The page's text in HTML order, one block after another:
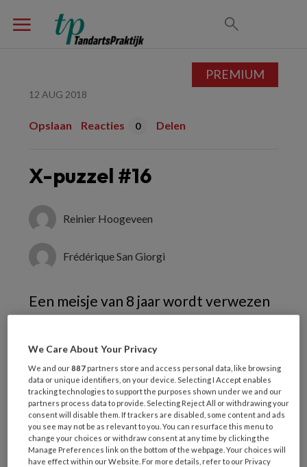
12 AUG 2018
Opslaan Reacties 0 Delen
X-puzzel #16
Reinier Hoogeveen
Frédérique San Giorgi
Een meisje van 8 jaar wordt verwezen
naar de afdeling Radiologie van ACTA.
De verwijzende collega had palatinaal
van de 11 en 21 een tandstructuur
opgemerkt (afbeelding 1). Er is geen
sprake van een medisch belastende
anamnese.
PREMIUM
We Care About Your Privacy
We and our887 partners store and access personal data, like browsing
data or unique identifiers, on your device. Selecting I Accept enables
tracking technologies to support the purposes shown under we and our
partners process data to provide. Selecting Reject All or withdrawing your
consent will disable them. If trackers are disabled, some content and ads
you see may not be as relevant to you. You can resurface this menu to
change your choices or withdraw consent at any time by clicking the
Manage Preferences link on the bottom of the webpage. Your choices will
have effect within our Website. For more details, refer to our Privacy